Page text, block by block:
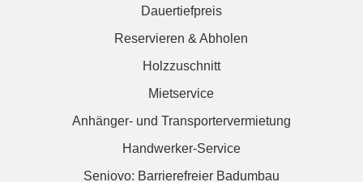
Dauertiefpreis
Reservieren & Abholen
Holzzuschnitt
Mietservice
Anhänger- und Transportervermietung
Handwerker-Service
Seniovo: Barrierefreier Badumbau